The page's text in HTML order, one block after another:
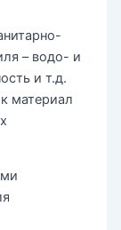
– водо- и
и т.д.
материал